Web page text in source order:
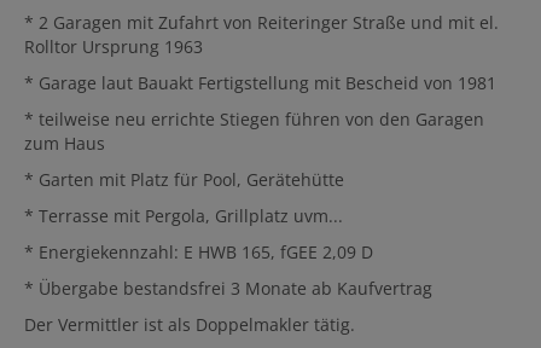
* 2 Garagen mit Zufahrt von Reiteringer Straße und mit el.
Rolltor Ursprung 1963
* Garage laut Bauakt Fertigstellung mit Bescheid von 1981
* teilweise neu errichte Stiegen führen von den Garagen
zum Haus
* Garten mit Platz für Pool, Gerätehütte
* Terrasse mit Pergola, Grillplatz uvm...
* Energiekennzahl: E HWB 165, fGEE 2,09 D
* Übergabe bestandsfrei 3 Monate ab Kaufvertrag
Der Vermittler ist als Doppelmakler tätig.